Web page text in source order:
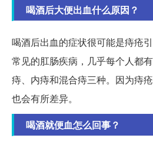
喝酒后大便出血什么原因？
喝酒后出血的症状很可能是痔疮
常见的肛肠疾病，几乎每个人都
痔、内痔和混合痔三种。因为痔
也会有所差异。
喝酒就便血怎么回事？